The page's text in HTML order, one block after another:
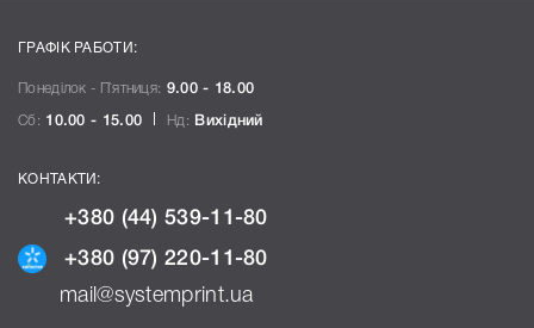
ГРАФІК РАБОТИ:
Понеділок - П`ятниця: 9.00 - 18.00
Сб: 10.00 - 15.00 Нд: Вихідний
КОНТАКТИ:
+380 (44) 539-11-80
+380 (97) 220-11-80
mail@systemprint.ua